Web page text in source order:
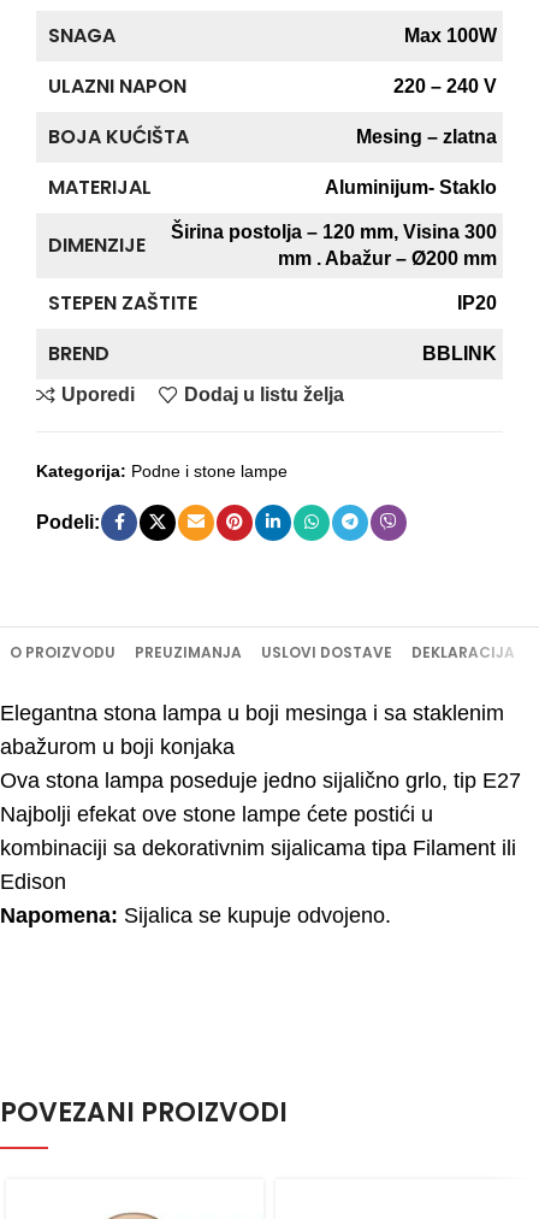
SNAGA Max 100W
ULAZNI NAPON 220 – 240 V
BOJA KUĆIŠTA Mesing – zlatna
MATERIJAL Aluminijum- Staklo
DIMENZIJE
Širina postolja – 120 mm, Visina 300
mm . Abažur – Ø200 mm
STEPEN ZAŠTITE IP20
BREND
BBLINK
Uporedi
Dodaj u listu želja
Kategorija: Podne i stone lampe
Podeli:
O PROIZVODU PREUZIMANJA USLOVI DOSTAVE DEKLARACIJA
Elegantna stona lampa u boji mesinga i sa staklenim
abažurom u boji konjaka
Ova stona lampa poseduje jedno sijalično grlo, tip E27
Najbolji efekat ove stone lampe ćete postići u
kombinaciji sa dekorativnim sijalicama tipa Filament ili
Edison
Napomena: Sijalica se kupuje odvojeno.
POVEZANI PROIZVODI